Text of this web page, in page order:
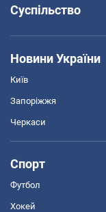
Суспільство
Новини України
Київ
Запоріжжя
Черкаси
Спорт
Футбол
Хокей